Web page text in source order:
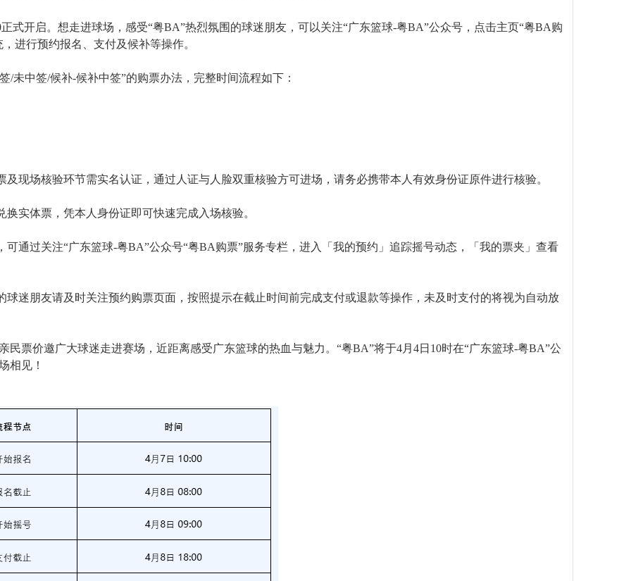
式开启。想走进球场，感受“粤BA”热烈氛围的球迷朋友，可以关注“广东篮球-粤BA”公众号，点击主页“粤BA购
进行预约报名、支付及候补等操作。
/未中签/候补-候补中签”的购票办法，完整时间流程如下：
及现场核验环节需实名认证，通过人证与人脸双重核验方可进场，请务必携带本人有效身份证原件进行核验。
换实体票，凭本人身份证即可快速完成入场核验。
可通过关注“广东篮球-粤BA”公众号“粤BA购票”服务专栏，进入「我的预约」追踪摇号动态，「我的票夹」查看
球迷朋友请及时关注预约购票页面，按照提示在截止时间前完成支付或退款等操作，未及时支付的将视为自动放
民票价邀广大球迷走进赛场，近距离感受广东篮球的热血与魅力。“粤BA”将于4月4日10时在“广东篮球-粤BA”公
相见！